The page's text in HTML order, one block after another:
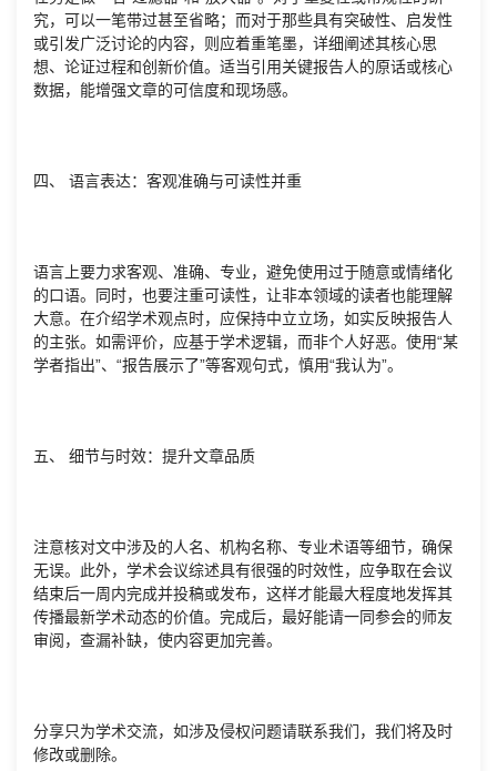
究，可以一笔带过甚至省略；而对于那些具有突破性、启发性
或引发广泛讨论的内容，则应着重笔墨，详细阐述其核心思
想、论证过程和创新价值。适当引用关键报告人的原话或核心
数据，能增强文章的可信度和现场感。
四、 语言表达：客观准确与可读性并重
语言上要力求客观、准确、专业，避免使用过于随意或情绪化
的口语。同时，也要注重可读性，让非本领域的读者也能理解
大意。在介绍学术观点时，应保持中立立场，如实反映报告人
的主张。如需评价，应基于学术逻辑，而非个人好恶。使用“某
学者指出”、“报告展示了”等客观句式，慎用“我认为”。
五、 细节与时效：提升文章品质
注意核对文中涉及的人名、机构名称、专业术语等细节，确保
无误。此外，学术会议综述具有很强的时效性，应争取在会议
结束后一周内完成并投稿或发布，这样才能最大程度地发挥其
传播最新学术动态的价值。完成后，最好能请一同参会的师友
审阅，查漏补缺，使内容更加完善。
分享只为学术交流，如涉及侵权问题请联系我们，我们将及时
修改或删除。